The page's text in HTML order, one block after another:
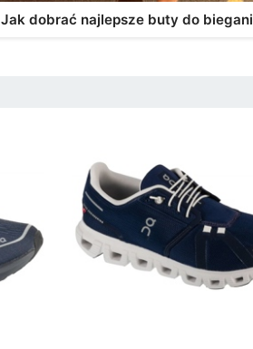
Jak dobrać najlepsze buty do